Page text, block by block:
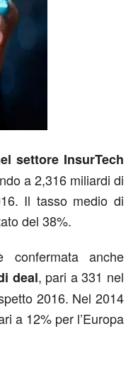
settore InsurTech
a 2,316 miliardi di
Il tasso medio di
del 38%.
confermata anche
deal, pari a 331 nel
2016. Nel 2014
a 12% per l’Europa